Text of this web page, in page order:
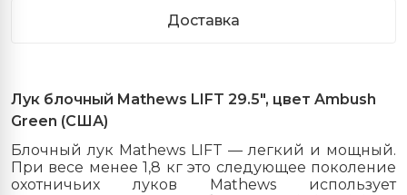
Доставка
Лук блочный Mathews LIFT 29.5", цвет Ambush
Green (США)
Блочный лук Mathews LIFT — легкий и мощный.
При весе менее 1,8 кг это следующее поколение
охотничьих луков Mathews использует